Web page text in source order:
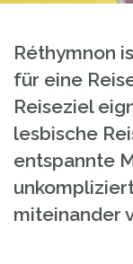
Réthymnon
für eine
Reiseziel
lesbische
entspannte
miteinander